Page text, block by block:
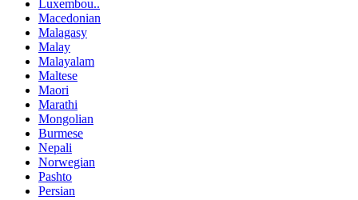
Luxembou..
Macedonian
Malagasy
Malay
Malayalam
Maltese
Maori
Marathi
Mongolian
Burmese
Nepali
Norwegian
Pashto
Persian